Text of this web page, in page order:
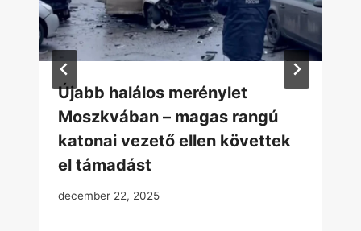
Újabb halálos merénylet
Moszkvában – magas rangú
katonai vezető ellen követtek
el támadást
december 22, 2025